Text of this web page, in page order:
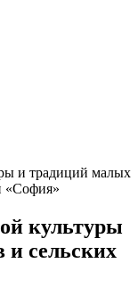
и традиций малых
«София»
культуры
и сельских